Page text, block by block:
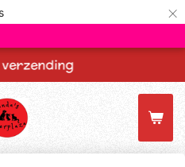
×
verzending